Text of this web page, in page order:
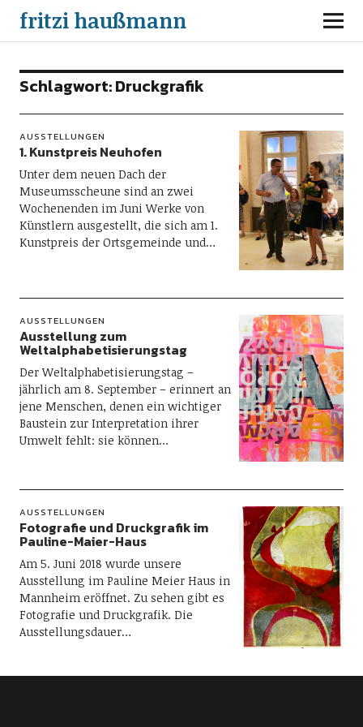
fritzi haußmann
Schlagwort:Druckgrafik
AUSSTELLUNGEN
1. Kunstpreis Neuhofen
Unter dem neuen Dach der
Museumsscheune sind an zwei
Wochenenden im Juni Werke von
Künstlern ausgestellt, die sich am 1.
Kunstpreis der Ortsgemeinde und…
AUSSTELLUNGEN
Ausstellung zum
Weltalphabetisierungstag
Der Weltalphabetisierungstag –
jährlich am 8. September – erinnert an
jene Menschen, denen ein wichtiger
Baustein zur Interpretation ihrer
Umwelt fehlt: sie können…
AUSSTELLUNGEN
Fotografie und Druckgrafik im
Pauline-Maier-Haus
Am 5. Juni 2018 wurde unsere
Ausstellung im Pauline Meier Haus in
Mannheim eröffnet. Zu sehen gibt es
Fotografie und Druckgrafik. Die
Ausstellungsdauer…